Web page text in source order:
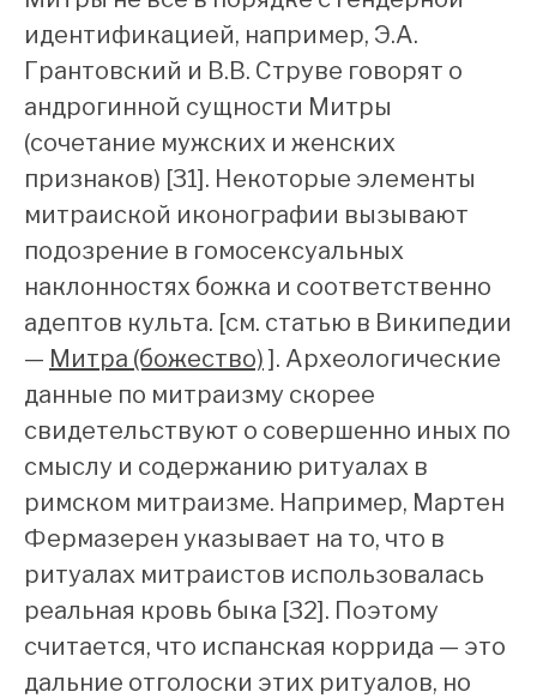
идентификацией, например, Э.А.
Грантовский и В.В. Струве говорят о
андрогинной сущности Митры
(сочетание мужских и женских
признаков) [31]. Некоторые элементы
митраиской иконографии вызывают
подозрение в гомосексуальных
наклонностях божка и соответственно
адептов культа. [см. статью в Википедии
— Митра (божество)]. Археологические
данные по митраизму скорее
свидетельствуют о совершенно иных по
смыслу и содержанию ритуалах в
римском митраизме. Например, Мартен
Фермазерен указывает на то, что в
ритуалах митраистов использовалась
реальная кровь быка [32]. Поэтому
считается, что испанская коррида — это
дальние отголоски этих ритуалов, но